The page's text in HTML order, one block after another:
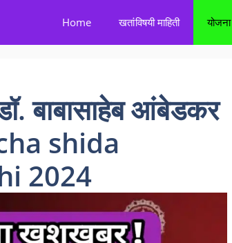
Home खतांविषयी माहिती योजना
बाबासाहेब आंबेडकर
shida
2024